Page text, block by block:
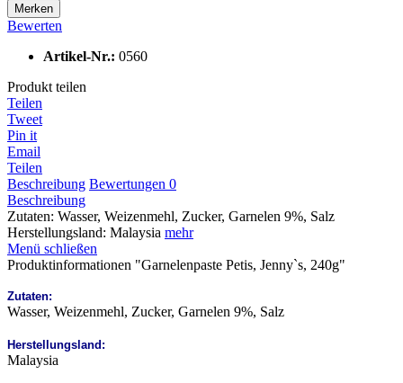
Merken
Bewerten
Artikel-Nr.: 0560
Produkt teilen
Teilen
Tweet
Pin it
Email
Teilen
Beschreibung Bewertungen 0
Beschreibung
Zutaten: Wasser, Weizenmehl, Zucker, Garnelen 9%, Salz
Herstellungsland: Malaysia mehr
Menü schließen
Produktinformationen "Garnelenpaste Petis, Jenny`s, 240g"
Zutaten:
Wasser, Weizenmehl, Zucker, Garnelen 9%, Salz
Herstellungsland:
Malaysia